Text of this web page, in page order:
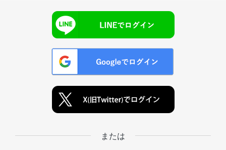
または